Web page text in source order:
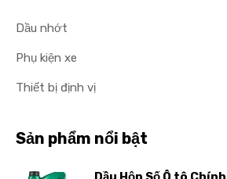
Dầu nhớt
Phụ kiện xe
Thiết bị định vị
Sản phẩm nổi bật